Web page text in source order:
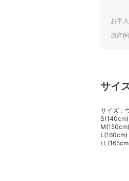
お手
原産国
サイ
サイズ：